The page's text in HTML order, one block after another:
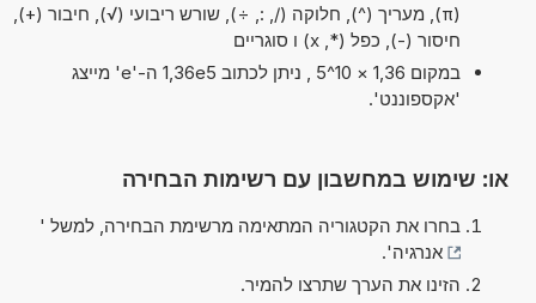
(π), מעריך (^), חלוקה (/, :, ÷), שורש ריבועי (√), חיבור (+),
חיסור (-), כפל (*, x) ו סוגריים
במקום 1,36 × 10^5 , ניתן לכתוב 1,36e5 ה-'e' מייצג
'אקספוננט'.
או: שימוש במחשבון עם רשימות הבחירה
בחרו את הקטגוריה המתאימה מרשימת הבחירה, למשל '
אנרגיה'.
הזינו את הערך שתרצו להמיר.